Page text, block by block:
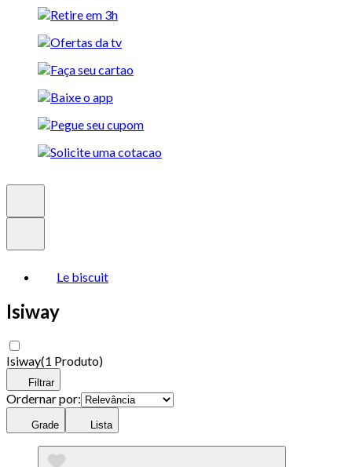
Le biscuit
Isiway
Isiway(1 Produto)
Filtrar
Ordernar por:
Grade Lista